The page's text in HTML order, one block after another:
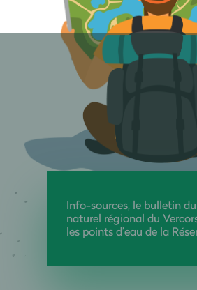
Info-sources, le bulletin
naturel régional du
les points d’eau de la